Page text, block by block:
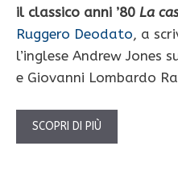
il classico anni ’80 La
Ruggero Deodato, a
l’inglese Andrew Jones
e Giovanni Lombardo
SCOPRI DI PIÙ